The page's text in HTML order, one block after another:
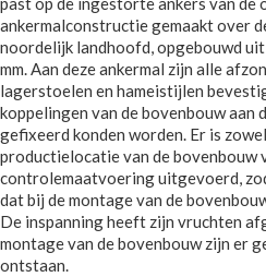
ankermalconstructie gemaakt over
noordelijk landhoofd, opgebouwd
mm. Aan deze ankermal zijn alle
lagerstoelen en hameistijlen
koppelingen van de bovenbouw aan
gefixeerd konden worden. Er is
productielocatie van de bovenbouw
controlemaatvoering uitgevoerd,
dat bij de montage van de
De inspanning heeft zijn vruchten
montage van de bovenbouw zijn er
ontstaan.